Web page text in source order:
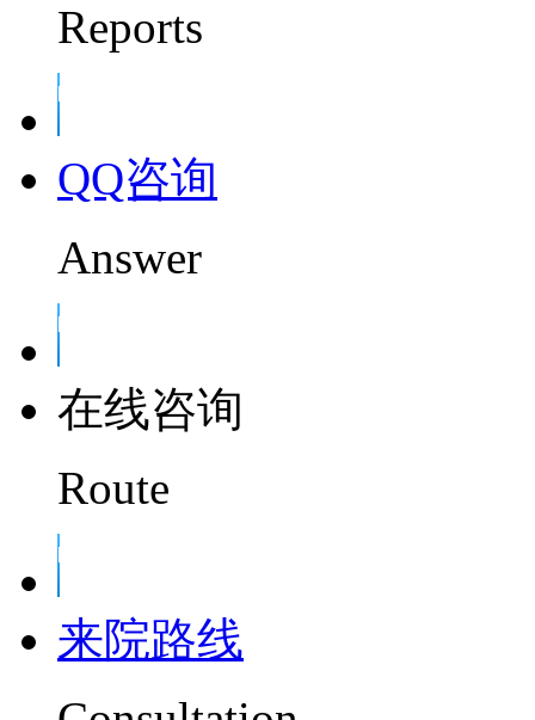
Reports
QQ咨询
Answer
在线咨询
Route
来院路线